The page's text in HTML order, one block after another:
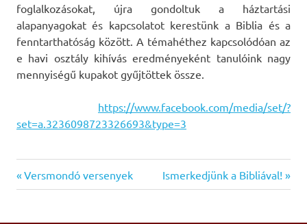
foglalkozásokat, újra gondoltuk a háztartási
alapanyagokat és kapcsolatot kerestünk a Biblia és a
fenntarthatóság között. A témahéthez kapcsolódóan az
e havi osztály kihívás eredményeként tanulóink nagy
mennyiségű kupakot gyűjtöttek össze.
https://www.facebook.com/media/set/?
set=a.3236098723326693&type=3
Bejegyzés
Previous
Post:
Versmondó versenyek
Next
Post:
Ismerkedjünk a Bibliával!